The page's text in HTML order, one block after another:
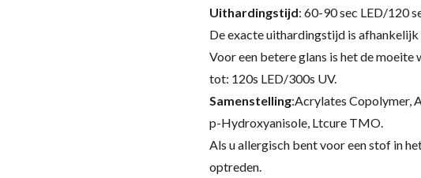
Uithardingstijd: 60-90 sec LED/120
De exacte uithardingstijd is afhankelijk
Voor een betere glans is het de
tot: 120s LED/300s UV.
Samenstelling:Acrylates Copolymer,
p-Hydroxyanisole, Ltcure TMO.
Als u allergisch bent voor een stof in
optreden.